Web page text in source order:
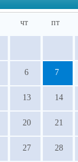
чт пт
6 7
13 14
20 21
27 28